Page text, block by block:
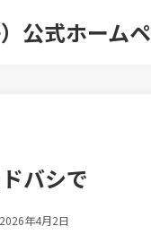
公式ホーム
バシで
2026年4月2日